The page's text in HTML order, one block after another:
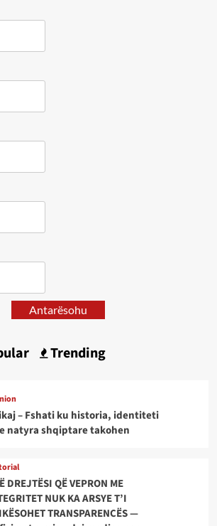
Antarësohu
Trending
– Fshati ku historia, identiteti
natyra shqiptare takohen
DREJTËSI QË VEPRON ME
NUK KA ARSYE T’I
TRANSPARENCËS —